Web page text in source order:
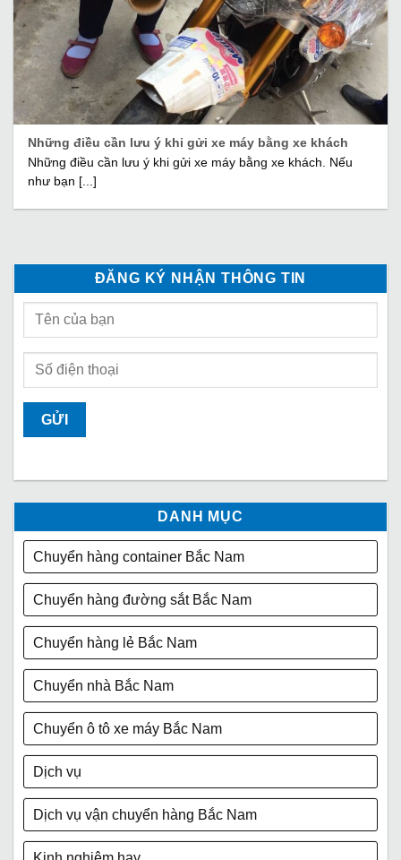
Những điều cần lưu ý khi gửi xe máy bằng xe khách
Những điều cần lưu ý khi gửi xe máy bằng xe khách. Nếu
như bạn [...]
ĐĂNG KÝ NHẬN THÔNG TIN
DANH MỤC
Chuyển hàng container Bắc Nam
Chuyển hàng đường sắt Bắc Nam
Chuyển hàng lẻ Bắc Nam
Chuyển nhà Bắc Nam
Chuyển ô tô xe máy Bắc Nam
Dịch vụ
Dịch vụ vận chuyển hàng Bắc Nam